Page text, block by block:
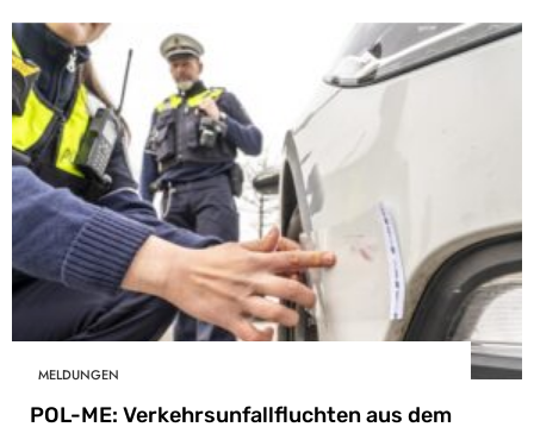
MELDUNGEN
POL-ME: Verkehrsunfallfluchten aus dem